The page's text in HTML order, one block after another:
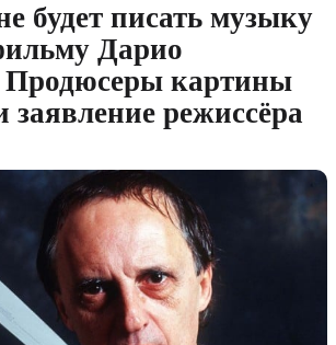
будет писать музыку
Дарио
картины
заявление режиссёра